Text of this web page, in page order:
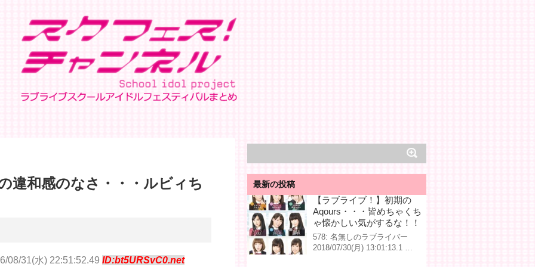
違和感のなさ・・・ルビィち
08/31(水) 22:51:52.49 ID:bt5URSvC0.net
最新の投稿
【ラブライブ！】初期の
Aqours・・・皆めちゃくち
ゃ懐かしい気がするな！！
578: 名無しのラブライバー
2018/07/30(月) 13:01:13.1 …